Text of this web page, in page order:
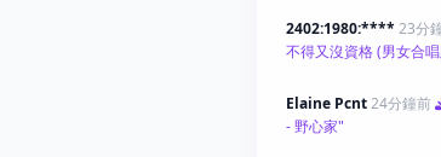
2402:1980:**** 23分
不得又沒資格 (男女合
Elaine Pcnt24分鐘前
- 野心家"